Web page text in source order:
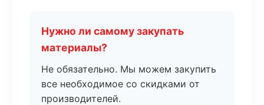
Нужно ли самому закупать
материалы?
Не обязательно. Мы можем закупить
все необходимое со скидками от
производителей.